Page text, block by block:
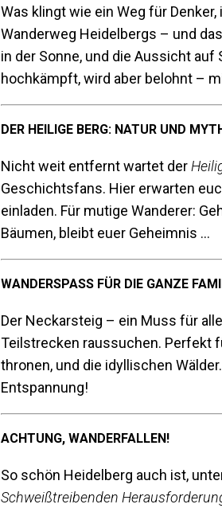
Was klingt wie ein Weg für
Wanderweg Heidelbergs – und
in der Sonne, und die Aussicht
hochkämpft, wird aber belohnt –
DER HEILIGE BERG: NATUR UND
Nicht weit entfernt wartet der
Geschichtsfans. Hier erwarten
einladen. Für mutige Wanderer:
Bäumen, bleibt euer Geheimnis ...
WANDERSPASS FÜR DIE GANZE
Der Neckarsteig – ein Muss für
Teilstrecken raussuchen. Perfekt
thronen, und die idyllischen Wälder.
Entspannung!
ACHTUNG, WANDERFALLEN!
So schön Heidelberg auch ist,
Schweißtreibenden